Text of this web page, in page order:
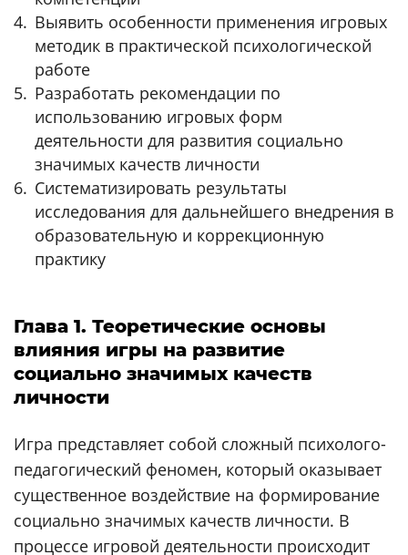
Выявить особенности применения игровых
методик в практической психологической
работе
Разработать рекомендации по
использованию игровых форм
деятельности для развития социально
значимых качеств личности
Систематизировать результаты
исследования для дальнейшего внедрения в
образовательную и коррекционную
практику
Глава 1. Теоретические основы
влияния игры на развитие
социально значимых качеств
личности
Игра представляет собой сложный психолого-
педагогический феномен, который оказывает
существенное воздействие на формирование
социально значимых качеств личности. В
процессе игровой деятельности происходит